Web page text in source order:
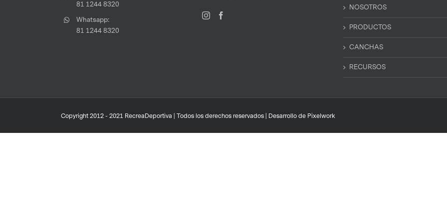
81 1244 8320
Whatsapp:
81 1244 8320
NOSOTROS
PRODUCTOS
CANCHAS
RECURSOS
Copyright 2012 - 2021 RecreaDeportiva | Todos los derechos reservados | Desarrollo de Pixelwork